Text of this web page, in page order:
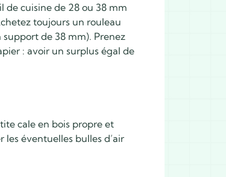
de cuisine de 28 ou 38 mm
toujours un rouleau
de 38 mm). Prenez
: avoir un surplus égal de
cale en bois propre et
éventuelles bulles d’air